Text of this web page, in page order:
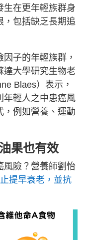
生在更年輕族群身
，包括缺乏長期追
子的年輕族群，
達大學研究生物老
Blaes）表示，
年輕人之中患癌風
，例如營養、運動
果也有效
風險？營養師劉怡
提早衰老，並抗